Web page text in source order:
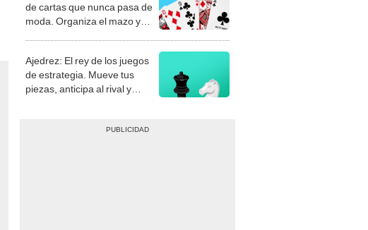
de cartas que nunca pasa de
moda. Organiza el mazo y
Ajedrez: El rey de los juegos
de estrategia. Mueve tus
piezas, anticipa al rival y